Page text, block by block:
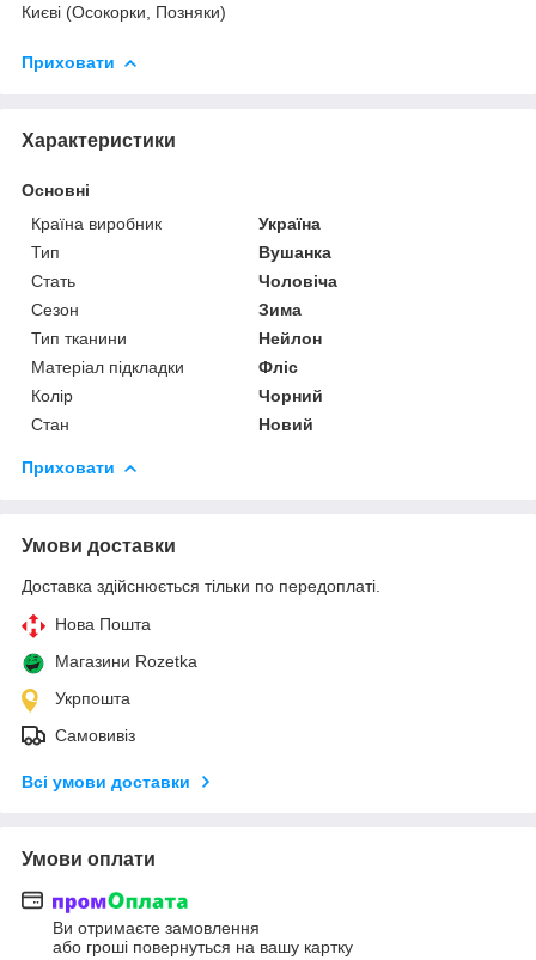
Києві (Осокорки, Позняки)
Приховати
Характеристики
Основні
Країна виробник
Україна
Тип
Вушанка
Стать
Чоловіча
Сезон
Зима
Тип тканини
Нейлон
Матеріал підкладки
Фліс
Колір
Чорний
Стан
Новий
Приховати
Умови доставки
Доставка здійснюється тільки по передоплаті.
Нова Пошта
Магазини Rozetka
Укрпошта
Самовивіз
Всі умови доставки
Умови оплати
Ви отримаєте замовлення
або гроші повернуться на вашу картку